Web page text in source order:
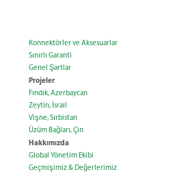
Konnektörler ve Aksesuarlar
Sınırlı Garanti
Genel Şartlar
Projeler
Fındık, Azerbaycan
Zeytin, İsrail
Vişne, Sırbistan
Üzüm Bağları, Çin
Hakkımızda
Global Yönetim Ekibi
Geçmişimiz & Değerlerimiz